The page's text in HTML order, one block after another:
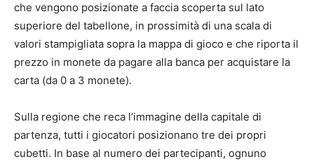
che vengono posizionate a faccia scoperta sul lato
superiore del tabellone, in prossimità di una scala di
valori stampigliata sopra la mappa di gioco e che riporta il
prezzo in monete da pagare alla banca per acquistare la
carta (da 0 a 3 monete).
Sulla regione che reca l’immagine della capitale di
partenza, tutti i giocatori posizionano tre dei propri
cubetti. In base al numero dei partecipanti, ognuno